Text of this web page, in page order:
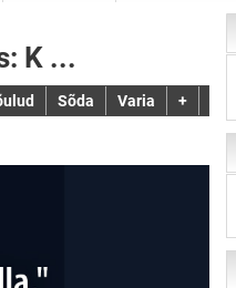
K ...
Sõda Varia +